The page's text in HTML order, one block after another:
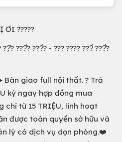
ƠI ?????
??̣̂? ???̂́? ???̉? - ??? ???? ???́ ???̂́?
Bàn giao full nội thất. ? Trả
ký ngay hợp đồng mua
từ 15 TRIỆU, linh hoạt
được toàn quyền sở hữu và
lý có dịch vụ dọn phòng.❤️